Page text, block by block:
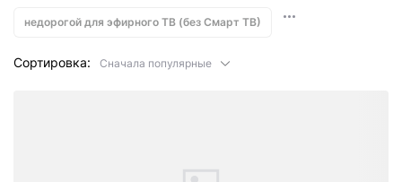
недорогой для эфирного ТВ (без Смарт ТВ)
Сортировка: Сначала популярные